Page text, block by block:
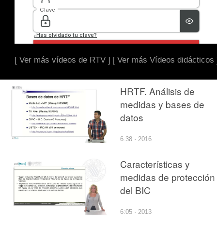
[ Ver más vídeos de RTV ] [ Ver más Vídeos didácticos
HRTF. Análisis de
medidas y bases de
datos
6:38 · 2016
Características y
medidas de protección
del BIC
6:05 · 2013